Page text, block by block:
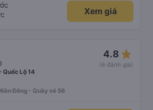
Xem giá
4.8 star_rate
(6 đánh giá)
Quốc Lộ 14
Đông - Quầy vé 56